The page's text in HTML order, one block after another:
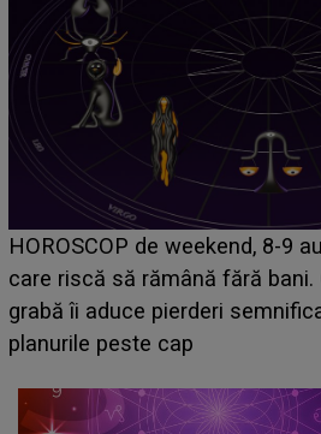
Emanuel a ținut ACEST
acum! În fața Alexandrei,
face o MĂRTURISIRE
sa: "I-am spus și ei în față, eu